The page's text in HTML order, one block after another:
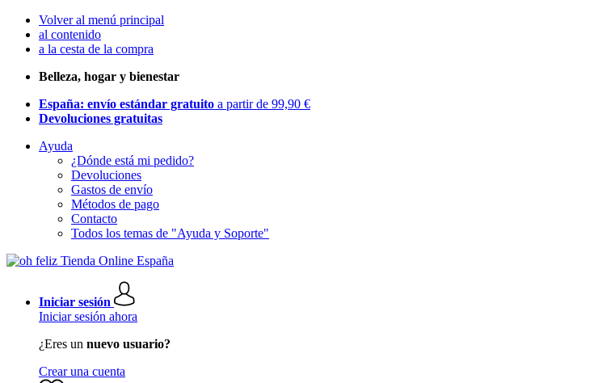
Volver al menú principal
al contenido
a la cesta de la compra
Belleza, hogar y bienestar
España: envío estándar gratuito a partir de 99,90 €
Devoluciones gratuitas
Ayuda
¿Dónde está mi pedido?
Devoluciones
Gastos de envío
Métodos de pago
Contacto
Todos los temas de "Ayuda y Soporte"
Iniciar sesión
Iniciar sesión ahora
¿Eres un nuevo usuario?
Crear una cuenta